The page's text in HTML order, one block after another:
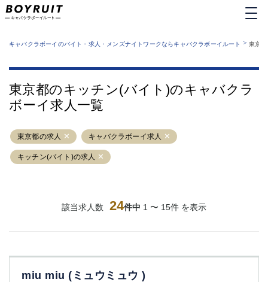
業種から探す
運営者情報
サイトマップ
キャバクラボーイのバイト・求人・メンズナイトワークならキャバクラボーイルート > 東京
東京都のキッチン(バイト)のキャバクラ
ボーイ求人一覧
東京都の求人 キャバクラボーイ求人
キッチン(バイト)の求人
該当求人数 24件中 1 〜 15件 を表示
miu miu (ミュウミュウ )
六本木
池袋
新橋
渋谷
大和
錦糸町
八王子
五反田
①六本木 ②西麻布
大山
赤坂
高円寺